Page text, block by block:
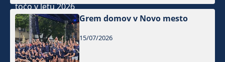
Grem domov v Novo mesto
15/07/2026